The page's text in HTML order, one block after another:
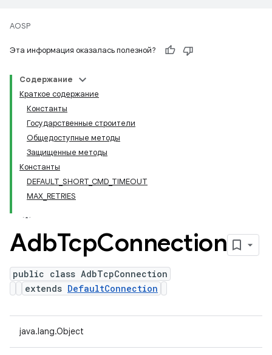
AOSP
Эта информация оказалась полезной?
Содержание
Краткое содержание
Константы
Государственные строители
Общедоступные методы
Защищенные методы
Константы
DEFAULT_SHORT_CMD_TIMEOUT
MAX_RETRIES
AdbTcpConnection
public class AdbTcpConnection
extends DefaultConnection
java.lang.Object